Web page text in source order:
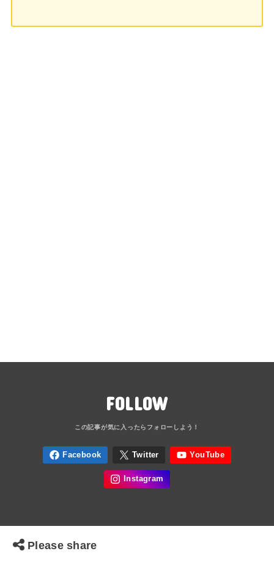
FOLLOW
Please share